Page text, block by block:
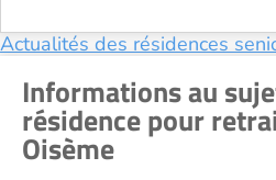
Actualités des résidences
Informations au
résidence pour
Oisème